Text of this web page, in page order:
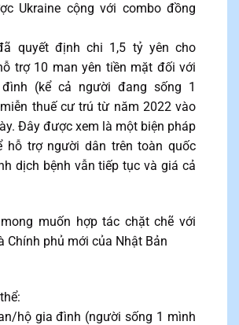
Ukraine cộng với combo đồng
quyết định chi 1,5 tỷ yên cho
trợ 10 man yên tiền mặt đối với
(kể cả người đang sống 1
thuế cư trú từ năm 2022 vào
Đây được xem là một biện pháp
hỗ trợ người dân trên toàn quốc
dịch bệnh vẫn tiếp tục và giá cả
hộ gia đình (người sống 1 mình